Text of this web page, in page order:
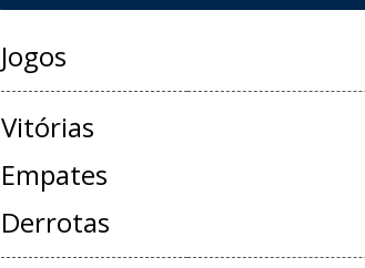
Jogos
Vitórias
Empates
Derrotas